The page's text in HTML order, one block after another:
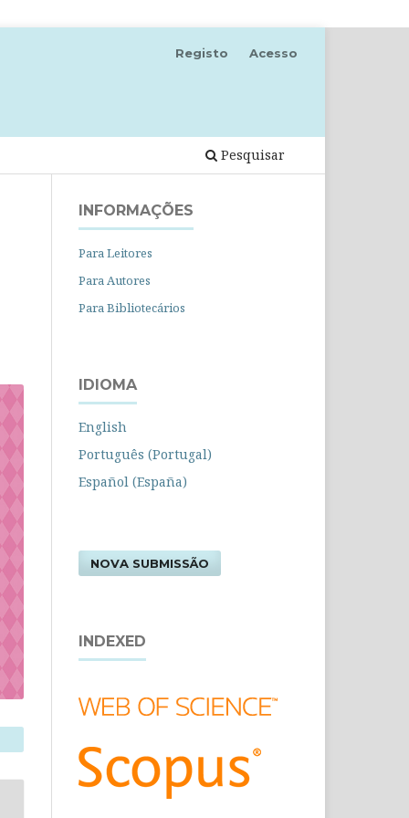
Pesquisar
Registo Acesso
INFORMAÇÕES
Para Leitores
Para Autores
Para Bibliotecários
IDIOMA
English
Português (Portugal)
Español (España)
NOVA SUBMISSÃO
INDEXED